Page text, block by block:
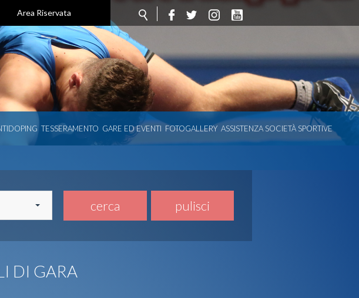
Area Riservata
TESSERAMENTO GARE ED EVENTI FOTOGALLERY ASSISTENZA SOCIETÀ SPORTIVE
cerca pulisci
DI GARA